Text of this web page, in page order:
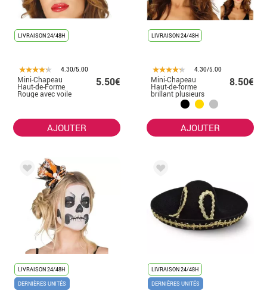
LIVRAISON 24/48H
4.30/5.00
Mini-Chapeau
Haut-de-Forme
Rouge avec voile
5.50€
AJOUTER
LIVRAISON 24/48H
4.30/5.00
Mini-Chapeau
Haut-de-forme
brillant plusieurs
couleurs
8.50€
AJOUTER
LIVRAISON 24/48H
DERNIÈRES UNITÉS
LIVRAISON 24/48H
DERNIÈRES UNITÉS